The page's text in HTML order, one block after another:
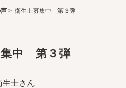
> 衛生士募集中 第３弾
集中 第３弾
生士さん